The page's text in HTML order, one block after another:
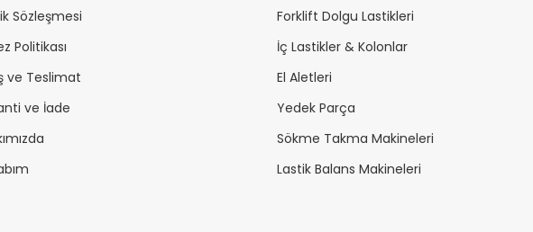
Sözleşmesi
Politikası
ve Teslimat
ve İade
Forklift Dolgu Lastikleri
İç Lastikler & Kolonlar
El Aletleri
Yedek Parça
Sökme Takma Makineleri
Lastik Balans Makineleri